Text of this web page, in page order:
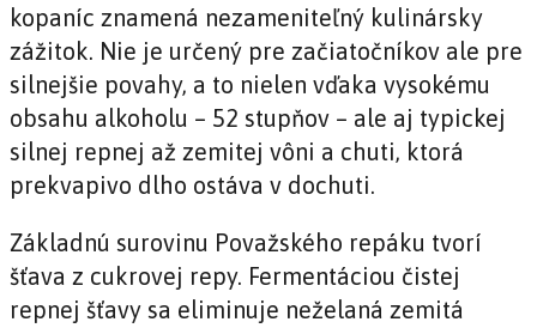
kopaníc znamená nezameniteľný kulinársky
zážitok. Nie je určený pre začiatočníkov ale pre
silnejšie povahy, a to nielen vďaka vysokému
obsahu alkoholu – 52 stupňov – ale aj typickej
silnej repnej až zemitej vôni a chuti, ktorá
prekvapivo dlho ostáva v dochuti.
Základnú surovinu Považského repáku tvorí
šťava z cukrovej repy. Fermentáciou čistej
repnej šťavy sa eliminuje neželaná zemitá